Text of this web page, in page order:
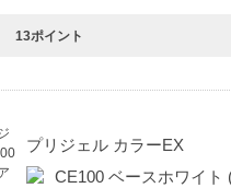
13ポイント
プリジェル カラーEX
CE100 ベースホワイト